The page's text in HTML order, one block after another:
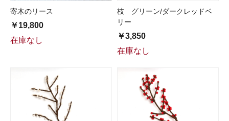
寄木のリース
￥19,800
在庫なし
枝 グリーン/ダークレッドベ
リー
￥3,850
在庫なし